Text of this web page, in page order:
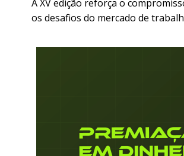
A XV edição reforça o
os desafios do mercado de